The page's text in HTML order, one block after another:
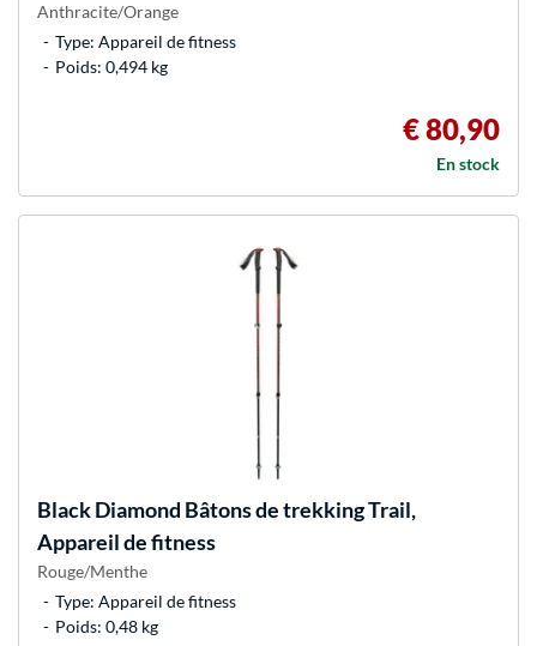
Anthracite/Orange
Type: Appareil de fitness
Poids: 0,494 kg
€ 80,90
En stock
Black Diamond Bâtons de trekking Trail,
Appareil de fitness
Rouge/Menthe
Type: Appareil de fitness
Poids: 0,48 kg